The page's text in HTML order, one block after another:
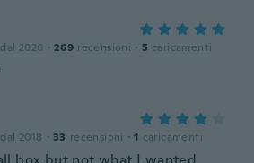
2020 · 269 recensioni · 5 caricamenti
2018 · 33 recensioni · 1 caricamenti